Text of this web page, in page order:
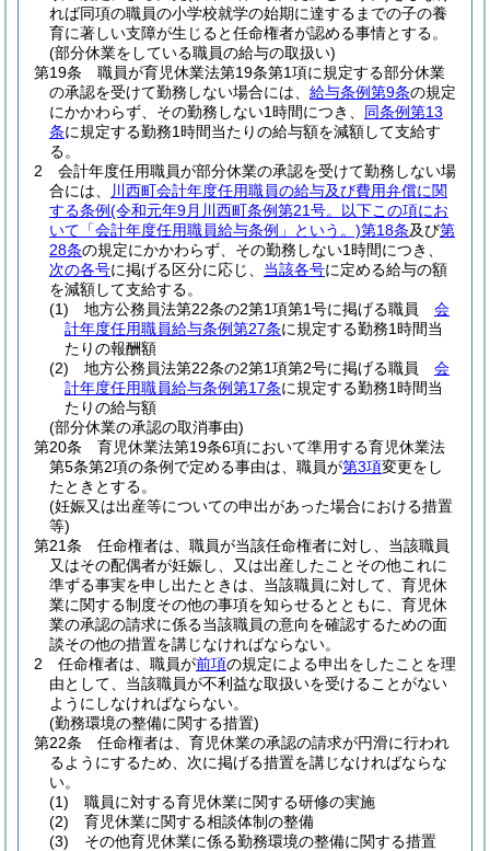
れば同項の職員の小学校就学の始期に達するまでの子の養
育に著しい支障が生じると任命権者が認める事情とする。
(部分休業をしている職員の給与の取扱い)
第19条
職員が育児休業法第19条第1項に規定する部分休業
の承認を受けて勤務しない場合には、 給与条例第9条の規定
にかかわらず、その勤務しない1時間につき、 同条例第13
条に規定する勤務1時間当たりの給与額を減額して支給す
る。
2
会計年度任用職員が部分休業の承認を受けて勤務しない場
合には、
川西町会計年度任用職員の給与及び費用弁償に関
する条例(令和元年9月川西町条例第21号。以下この項にお
いて「会計年度任用職員給与条例」という。)第18条及び第
28条の規定にかかわらず、その勤務しない1時間につき、
次の各号に掲げる区分に応じ、 当該各号に定める給与の額
を減額して支給する。
(1)
地方公務員法第22条の2第1項第1号に掲げる職員 会
計年度任用職員給与条例第27条に規定する勤務1時間当
たりの報酬額
(2)
地方公務員法第22条の2第1項第2号に掲げる職員 会
計年度任用職員給与条例第17条に規定する勤務1時間当
たりの給与額
(部分休業の承認の取消事由)
第20条
育児休業法第19条6項において準用する育児休業法
第5条第2項の条例で定める事由は、職員が第3項変更をし
たときとする。
(妊娠又は出産等についての申出があった場合における措置
等)
第21条
任命権者は、職員が当該任命権者に対し、当該職員
又はその配偶者が妊娠し、又は出産したことその他これに
準ずる事実を申し出たときは、当該職員に対して、育児休
業に関する制度その他の事項を知らせるとともに、育児休
業の承認の請求に係る当該職員の意向を確認するための面
談その他の措置を講じなければならない。
2
任命権者は、職員が前項の規定による申出をしたことを理
由として、当該職員が不利益な取扱いを受けることがない
ようにしなければならない。
(勤務環境の整備に関する措置)
第22条
任命権者は、育児休業の承認の請求が円滑に行われ
るようにするため、次に掲げる措置を講じなければならな
い。
(1)
職員に対する育児休業に関する研修の実施
(2)
育児休業に関する相談体制の整備
(3)
その他育児休業に係る勤務環境の整備に関する措置